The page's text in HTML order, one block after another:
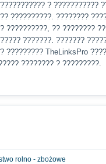
? ???????????
??????????. ????????
??????????, ?? ????????
???????. ???????
????????? TheLinksPro
???????? ? ?????????.
rolno - zbożowe